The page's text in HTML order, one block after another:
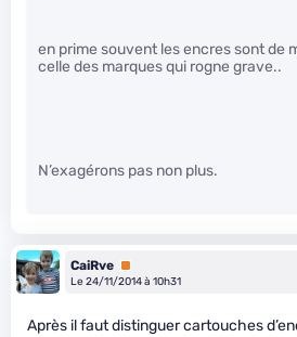
en prime souvent les encres sont de
celle des marques qui rogne grave..
N’exagérons pas non plus.
CaiRve Premium
Le 24/11/2014 à 10h31
Après il faut distinguer cartouches